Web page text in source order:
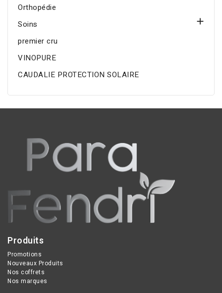
Orthopédie
Soins

premier cru
VINOPURE
CAUDALIE PROTECTION SOLAIRE
Produits
Promotions
Nouveaux Produits
Nos coffrets
Nos marques